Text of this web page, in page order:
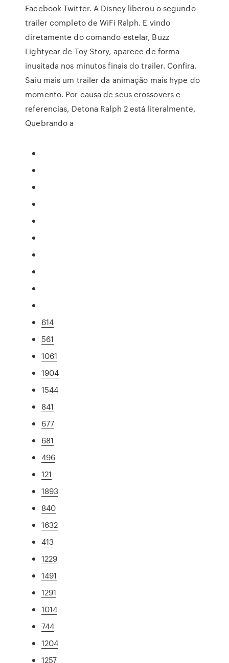
Facebook Twitter. A Disney liberou o segundo
trailer completo de WiFi Ralph. E vindo
diretamente do comando estelar, Buzz
Lightyear de Toy Story, aparece de forma
inusitada nos minutos finais do trailer. Confira.
Saiu mais um trailer da animação mais hype do
momento. Por causa de seus crossovers e
referencias, Detona Ralph 2 está literalmente,
Quebrando a
614
561
1061
1904
1544
841
677
681
496
121
1893
840
1632
413
1229
1491
1291
1014
744
1204
1257